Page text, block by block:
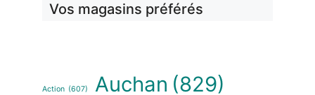
Vos magasins préférés
Action (607) Auchan (829)